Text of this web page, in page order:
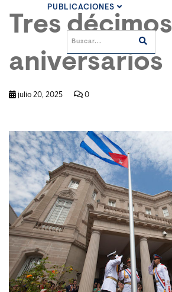
PUBLICACIONES
Tres décimos
aniversarios
julio 20, 2025 0